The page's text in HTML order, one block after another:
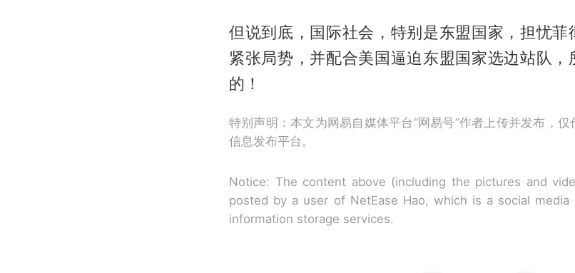
但说到底，国际社会，特别是东盟国家，担忧菲
紧张局势，并配合美国逼迫东盟国家选边站队
的！
特别声明：本文为网易自媒体平台“网易号”作者上传并发布，
信息发布平台。
Notice: The content above (including the pictures and
posted by a user of NetEase Hao, which is a social
information storage services.